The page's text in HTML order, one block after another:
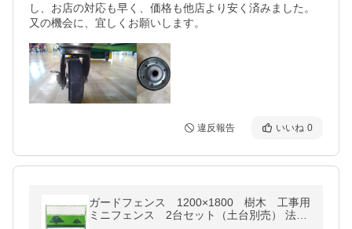
し、お店の対応も早く、価格も他店より安く済みました。
又の機会に、宜しくお願いします。
違反報告 いいね 0
ガードフェンス 1200×1800 樹木 工事用
ミニフェンス 2台セット（土台別売） 法人